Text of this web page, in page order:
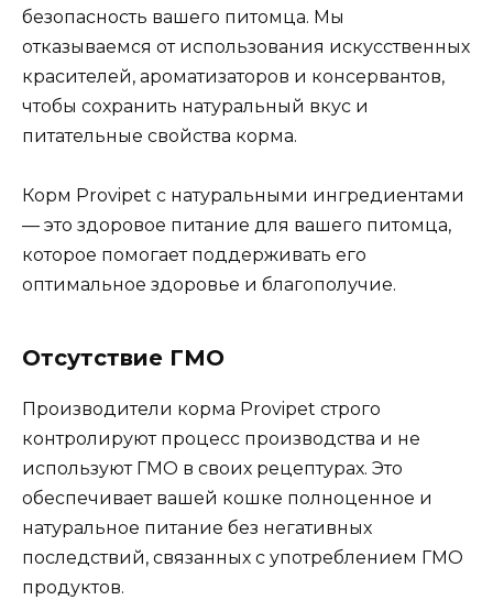
безопасность вашего питомца. Мы
отказываемся от использования искусственных
красителей, ароматизаторов и консервантов,
чтобы сохранить натуральный вкус и
питательные свойства корма.
Корм Provipet с натуральными ингредиентами
— это здоровое питание для вашего питомца,
которое помогает поддерживать его
оптимальное здоровье и благополучие.
Отсутствие ГМО
Производители корма Provipet строго
контролируют процесс производства и не
используют ГМО в своих рецептурах. Это
обеспечивает вашей кошке полноценное и
натуральное питание без негативных
последствий, связанных с употреблением ГМО
продуктов.